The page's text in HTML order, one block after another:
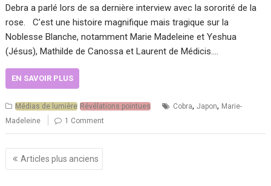
Debra a parlé lors de sa dernière interview avec la sororité de la
rose. C’est une histoire magnifique mais tragique sur la
Noblesse Blanche, notamment Marie Madeleine et Yeshua
(Jésus), Mathilde de Canossa et Laurent de Médicis….
EN SAVOIR PLUS
Médias de lumière Révélations pointues Cobra,Japon, Marie-
Madeleine
1 Comment
Navigation
des
Articles plus anciens